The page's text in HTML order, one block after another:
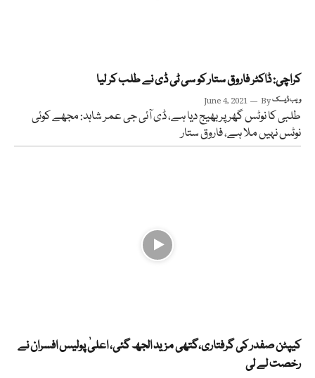
کراچی: ڈاکٹر فاروق ستار کو سی ٹی ڈی نے طلب کر لیا
June 4, 2021 Byویب ڈیسک
طلبی کا نوٹس گھر پر بھیج دیا ہے، ڈی آئی جی عمر شاہد: مجھے کوئی
نوٹس نہیں ملا ہے، فاروق ستار
کیپٹن صفدر کی گرفتاری،گتھی مزید الجھ گئی، اعلیٰ پولیس افسران نے
رخصت لے لی